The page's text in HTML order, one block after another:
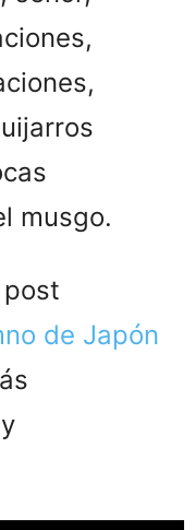
musgo.
de Japón